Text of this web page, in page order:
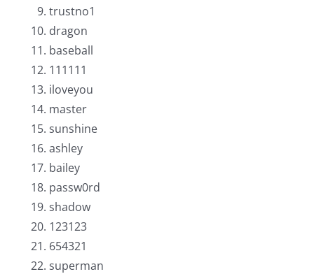
trustno1
dragon
baseball
111111
iloveyou
master
sunshine
ashley
bailey
passw0rd
shadow
123123
654321
superman